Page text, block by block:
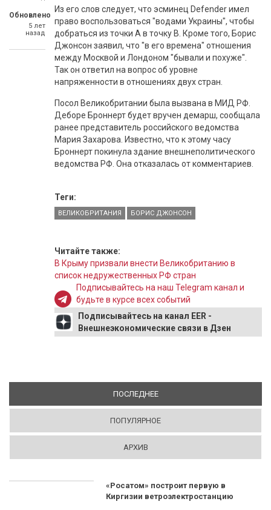
Обновлено
5 лет
назад
Из его слов следует, что эсминец Defender имел
право воспользоваться "водами Украины", чтобы
добраться из точки A в точку B. Кроме того, Борис
Джонсон заявил, что "в его времена" отношения
между Москвой и Лондоном "бывали и похуже".
Так он ответил на вопрос об уровне
напряженности в отношениях двух стран.
Посол Великобритании была вызвана в МИД РФ.
Деборе Броннерт будет вручен демарш, сообщала
ранее представитель российского ведомства
Мария Захарова. Известно, что к этому часу
Броннерт покинула здание внешнеполитического
ведомства РФ. Она отказалась от комментариев.
Теги:
ВЕЛИКОБРИТАНИЯ БОРИС ДЖОНСОН
Читайте также:
В Крыму призвали внести Великобританию в
список недружественных РФ стран
Подписывайтесь на наш Telegram канал и
будьте в курсе всех событий
Подписывайтесь на канал EER -
Внешнеэкономические связи в Дзен
ПОСЛЕДНЕЕ(АКТИВНАЯ ВКЛАДКА)
ПОПУЛЯРНОЕ
АРХИВ
«Росатом» построит первую в
Киргизии ветроэлектростанцию